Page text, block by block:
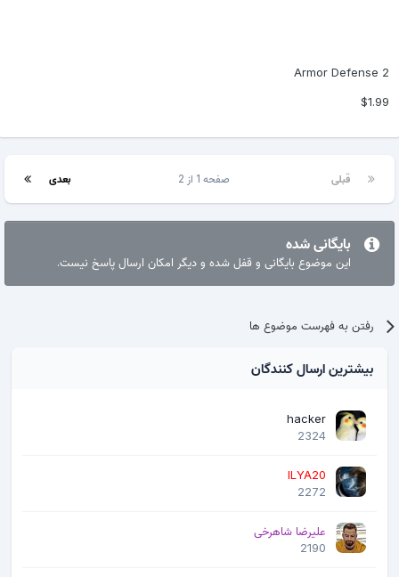
Armor Defense 2
$1.99
قبلی بعدی صفحه 1 از 2
بایگانی شده
این موضوع بایگانی و قفل شده و دیگر امکان ارسال پاسخ نیست.
رفتن به فهرست موضوع ها
بیشترین ارسال کنندگان
hacker
2324
ILYA20
2272
علیرضا شاهرخی
2190